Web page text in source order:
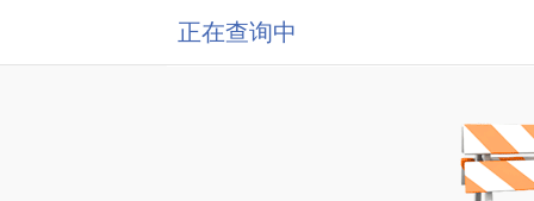
正在查询中